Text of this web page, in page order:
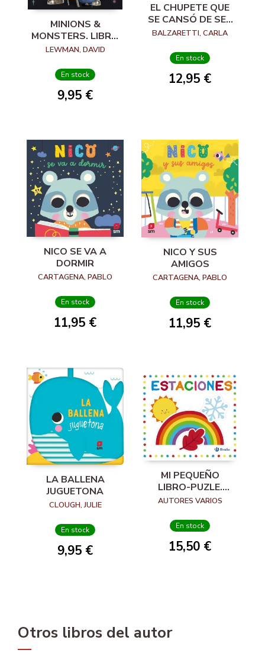
MINIONS &
MONSTERS. LIBRO
DE ACTIVIDADES
LEWMAN, DAVID
En stock
9,95 €
EL CHUPETE QUE
SE CANSÓ DE SER
CHUPETE
BALZARETTI, CARLA
En stock
12,95 €
NICO SE VA A
DORMIR
CARTAGENA, PABLO
En stock
11,95 €
NICO Y SUS
AMIGOS
CARTAGENA, PABLO
En stock
11,95 €
LA BALLENA
JUGUETONA
CLOUGH, JULIE
En stock
9,95 €
MI PEQUEÑO
LIBRO-PUZLE.
ESTACIONES
AUTORES VARIOS
En stock
15,50 €
Otros libros del autor